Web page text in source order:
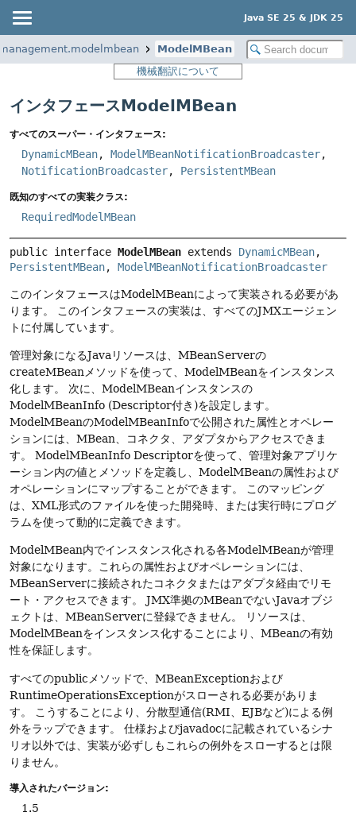
Java SE 25 & JDK 25
ModelMBean
機械翻訳について
インタフェースModelMBean
すべてのスーパー・インタフェース:
DynamicMBean, ModelMBeanNotificationBroadcaster,
NotificationBroadcaster, PersistentMBean
既知のすべての実装クラス:
RequiredModelMBean
public interface ModelMBean extends DynamicMBean
PersistentMBean, ModelMBeanNotificationBroadcaster
このインタフェースはModelMBeanによって実装される必要があ
ります。
このインタフェースの実装は、すべてのJMXエージェン
トに付属しています。
管理対象になるJavaリソースは、MBeanServerの
createMBeanメソッドを使って、ModelMBeanをインスタンス
化します。
次に、ModelMBeanインスタンスの
ModelMBeanInfo (Descriptor付き)を設定します。
ModelMBeanのModelMBeanInfoで公開された属性とオペレー
ションには、MBean、コネクタ、アダプタからアクセスできま
す。
ModelMBeanInfo Descriptorを使って、管理対象アプリケ
ーション内の値とメソッドを定義し、ModelMBeanの属性および
オペレーションにマップすることができます。
このマッピング
は、XML形式のファイルを使った開発時、または実行時にプログ
ラムを使って動的に定義できます。
ModelMBean内でインスタンス化される各ModelMBeanが管理
対象になります。これらの属性およびオペレーションには、
MBeanServerに接続されたコネクタまたはアダプタ経由でリモ
ート・アクセスできます。
JMX準拠のMBeanでないJavaオブジ
ェクトは、MBeanServerに登録できません。
リソースは、
ModelMBeanをインスタンス化することにより、MBeanの有効
性を保証します。
すべてのpublicメソッドで、MBeanExceptionおよび
RuntimeOperationsExceptionがスローされる必要がありま
す。
こうすることにより、分散型通信(RMI、EJBなど)による例
外をラップできます。
仕様およびjavadocに記載されているシナ
リオ以外では、実装が必ずしもこれらの例外をスローするとは限
りません。
導入されたバージョン:
1.5